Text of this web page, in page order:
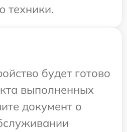
техники.
будет готово
выполненных
документ о